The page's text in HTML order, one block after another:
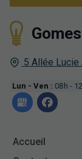
5 Allée Lucie
Lun - Ven : 08h -
Accueil